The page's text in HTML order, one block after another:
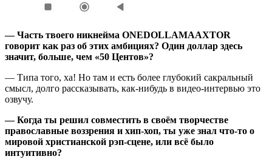
— Часть твоего никнейма ONEDOLLAMAAXTOR
говорит как раз об этих амбициях? Один доллар здесь
значит, больше, чем «50 Центов»?
— Типа того, ха! Но там и есть более глубокий сакральный
смысл, долго рассказывать, как-нибудь в видео-интервью это
озвучу.
— Когда ты решил совместить в своём творчестве
православные воззрения и хип-хоп, ты уже знал что-то о
мировой христианской рэп-сцене, или всё было
интуитивно?